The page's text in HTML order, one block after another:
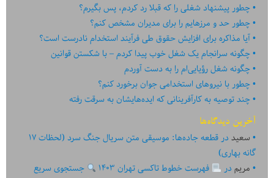
چطور پیشنهاد شغلی را که قبلا رد کردم، پس بگیرم؟
چطور حد و مرزهایم را برای مدیران مشخص کنم؟
آیا مذاکره برای افزایش حقوق طی فرآیند استخدام نادرست است؟
چگونه سرانجام یک شغل خوب پیدا کردم – با شکستن قوانین
چگونه شغل رؤیایی‌ام را به دست آوردم
چطور با نیروهای استخدامی جوان برخورد کنم؟
چند توصیه به کارآفرینانی که ایده‏‏‌‏‏‌هایشان به سرقت رفته
آخرین دیدگاه‌ها
سعیددر
قطعه جاده‌ها: موسیقی متن سریال جنگ سرد (لحظات ۱۷
گانه بهاری)
مریمدر فهرست خطوط تاکسی تهران ۱۴۰۳
جستجوی سریع